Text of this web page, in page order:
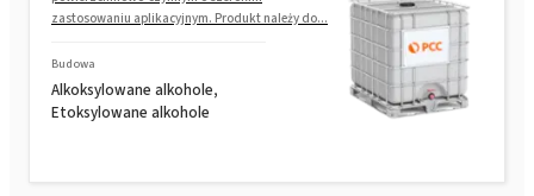
zastosowaniu aplikacyjnym. Produkt należy do...
Budowa
Alkoksylowane alkohole,
Etoksylowane alkohole